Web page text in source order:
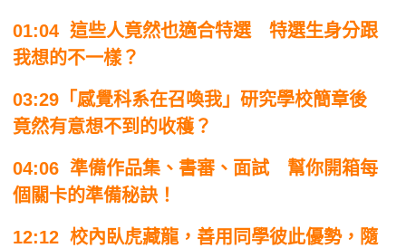
01:04 這些人竟然也適合特選 特選生身分跟
我想的不一樣？
03:29「感覺科系在召喚我」研究學校簡章後
竟然有意想不到的收穫？
04:06 準備作品集、書審、面試 幫你開箱每
個關卡的準備秘訣！
12:12 校內臥虎藏龍，善用同學彼此優勢，隨